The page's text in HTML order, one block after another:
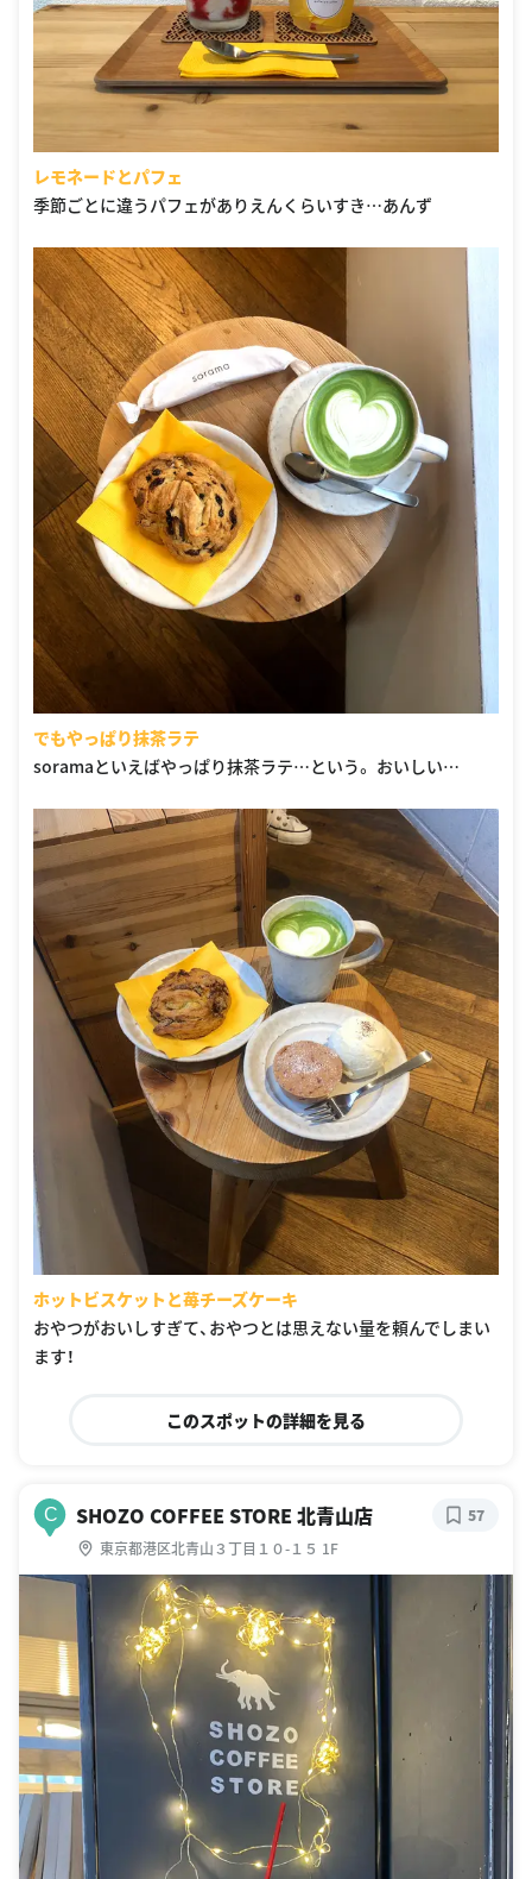
レモネードとパフェ
季節ごとに違うパフェがありえんくらいすき…あんず
でもやっぱり抹茶ラテ
soramaといえばやっぱり抹茶ラテ…という。 おいしい…
ホットビスケットと苺チーズケーキ
おやつがおいしすぎて、おやつとは思えない量を頼んでしまい
ます！
このスポットの詳細を見る
C SHOZO COFFEE STORE 北青山店
東京都港区北青山３丁目１０-１５ 1F
57